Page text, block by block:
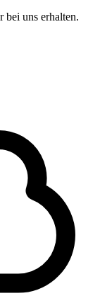
bei uns erhalten.